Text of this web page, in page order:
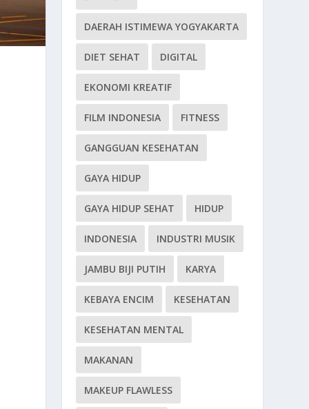
DAERAH ISTIMEWA YOGYAKARTA
DIET SEHAT DIGITAL
EKONOMI KREATIF
FILM INDONESIA FITNESS
GANGGUAN KESEHATAN
GAYA HIDUP
GAYA HIDUP SEHAT HIDUP
INDONESIA INDUSTRI MUSIK
JAMBU BIJI PUTIH KARYA
KEBAYA ENCIM KESEHATAN
KESEHATAN MENTAL
MAKANAN
MAKEUP FLAWLESS